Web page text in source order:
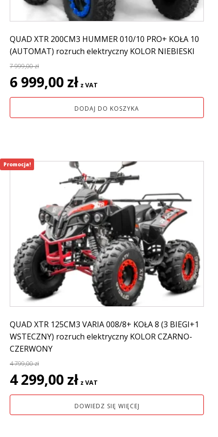
QUAD XTR 200CM3 HUMMER 010/10 PRO+ KOŁA 10
(AUTOMAT) rozruch elektryczny KOLOR NIEBIESKI
7 999,00zł
Pierwotna
cena
wynosiła:
6 999,00 zł cena
wynosi:
6
z VAT
DODAJ DO KOSZYKA
QUAD XTR 125CM3 VARIA 008/8+ KOŁA 8 (3 BIEGI+1
WSTECZNY) rozruch elektryczny KOLOR CZARNO-
CZERWONY
4 799,00zł
Pierwotna
cena
wynosiła:
4 299,00 zł cena
wynosi:
4
z VAT
DOWIEDZ SIĘ WIĘCEJ
Promocja!